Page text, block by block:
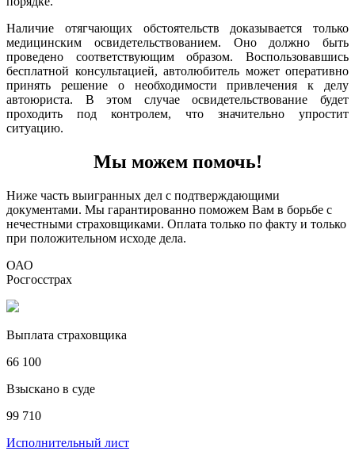
Наличие отягчающих обстоятельств доказывается только
медицинским освидетельствованием. Оно должно быть
проведено соответствующим образом. Воспользовавшись
бесплатной консультацией, автолюбитель может оперативно
принять решение о необходимости привлечения к делу
автоюриста. В этом случае освидетельствование будет
проходить под контролем, что значительно упростит
ситуацию.
Мы можем помочь!
Ниже часть выигранных дел с подтверждающими
документами. Мы гарантированно поможем Вам в борьбе с
нечестными страховщиками. Оплата только по факту и только
при положительном исходе дела.
ОАО
Росгосстрах
Выплата страховщика
66 100
Взыскано в суде
99 710
Исполнительный лист